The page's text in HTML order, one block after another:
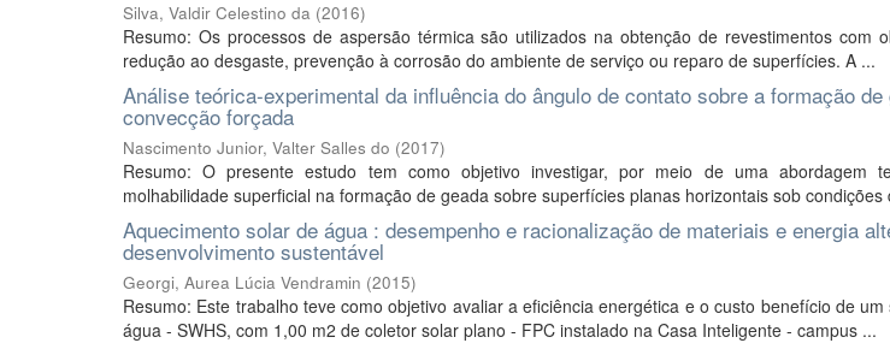
Silva, Valdir Celestino da (2016)
Resumo: Os processos de aspersão térmica são utilizados na obtenção de revestimentos com
redução ao desgaste, prevenção à corrosão do ambiente de serviço ou reparo de superfícies. A ...
Análise teórica-experimental da influência do ângulo de contato sobre a formação
convecção forçada
Nascimento Junior, Valter Salles do (2017)
Resumo: O presente estudo tem como objetivo investigar, por meio de uma abordagem
molhabilidade superficial na formação de geada sobre superfícies planas horizontais sob condições
Aquecimento solar de água : desempenho e racionalização de materiais e energia
desenvolvimento sustentável
Georgi, Aurea Lúcia Vendramin (2015)
Resumo: Este trabalho teve como objetivo avaliar a eficiência energética e o custo benefício de
água - SWHS, com 1,00 m2 de coletor solar plano - FPC instalado na Casa Inteligente - campus ...